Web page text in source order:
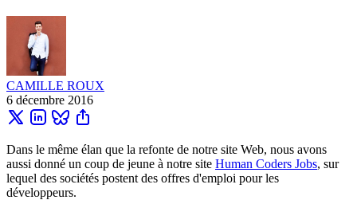
CAMILLE ROUX
6 décembre 2016
Dans le même élan que la refonte de notre site Web, nous avons
aussi donné un coup de jeune à notre site Human Coders Jobs, sur
lequel des sociétés postent des offres d'emploi pour les
développeurs.